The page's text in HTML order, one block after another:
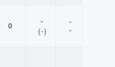
0
-
(-)
-
-